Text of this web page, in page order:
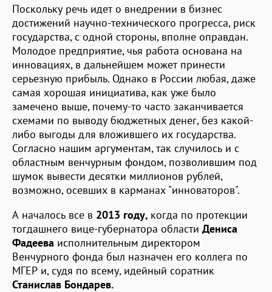
Поскольку речь идет о внедрении в бизнес
достижений научно-технического прогресса, риск
государства, с одной стороны, вполне оправдан.
Молодое предприятие, чья работа основана на
инновациях, в дальнейшем может принести
серьезную прибыль. Однако в России любая, даже
самая хорошая инициатива, как уже было
замечено выше, почему-то часто заканчивается
схемами по выводу бюджетных денег, без какой-
либо выгоды для вложившего их государства.
Согласно нашим аргументам, так случилось и с
областным венчурным фондом, позволившим под
шумок вывести десятки миллионов рублей,
возможно, осевших в карманах "инноваторов".
А началось все в 2013 году, когда по протекции
тогдашнего вице-губернатора области Дениса
Фадеева исполнительным директором
Венчурного фонда был назначен его коллега по
МГЕР и, судя по всему, идейный соратник
Станислав Бондарев.